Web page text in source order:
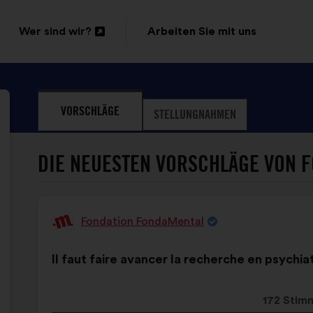
Wer sind wir?
Reiter
öffnen
Arbeiten Sie mit uns
VORSCHLÄGE STELLUNGNAHMEN
DIE NEUESTEN VORSCHLÄGE VON
Vorschlag
Fondation FondaMental
des
Il faut faire avancer la recherche en
Dieser
172
folgender